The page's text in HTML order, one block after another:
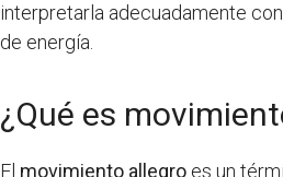
interpretarla adecuadamente
de energía.
¿Qué es
El movimiento allegro es un